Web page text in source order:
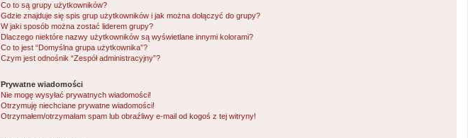
Co to są grupy użytkowników?
Gdzie znajduje się spis grup użytkowników i jak można dołączyć do grupy?
W jaki sposób można zostać liderem grupy?
Dlaczego niektóre nazwy użytkowników są wyświetlane innymi kolorami?
Co to jest “Domyślna grupa użytkownika”?
Czym jest odnośnik “Zespół administracyjny”?
Prywatne wiadomości
Nie mogę wysyłać prywatnych wiadomości!
Otrzymuję niechciane prywatne wiadomości!
Otrzymałem/otrzymałam spam lub obraźliwy e-mail od kogoś z tej witryny!